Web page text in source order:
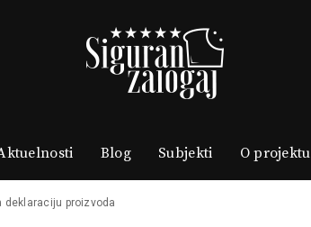
Blog Subjekti O projektu
deklaraciju proizvoda